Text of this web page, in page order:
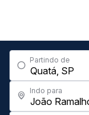
Partindo de
Indo para